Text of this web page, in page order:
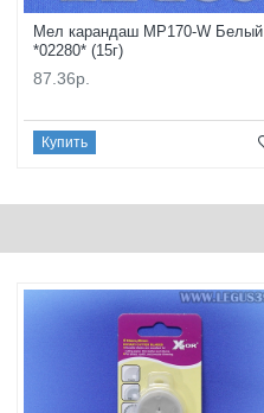
Мел карандаш MP170-W Белый
*02280* (15г)
87.36р.
Купить